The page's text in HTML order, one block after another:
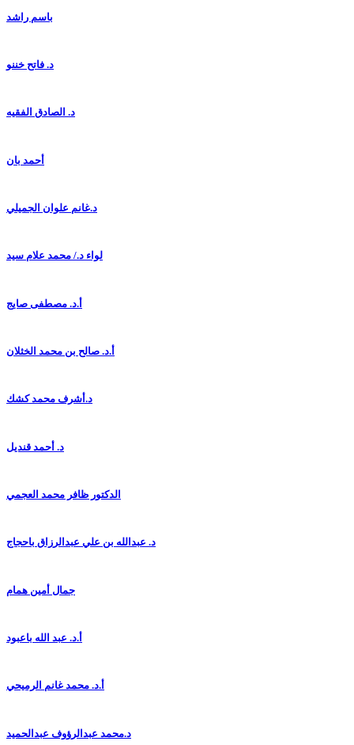
باسم راشد
د. فاتح خننو
د. الصادق الفقيه
أحمد بان
د.غانم علوان الجميلي
لواء د./ محمد علام سيد
أ.د. مصطفى صايج
أ.د. صالح بن محمد الخثلان
د.أشرف محمد كشك
د. أحمد قنديل
الدكتور ظافر محمد العجمي
د. عبدالله بن علي عبدالرزاق باحجاج
جمال أمين همام
أ.د. عبد الله باعبود
أ.د. محمد غانم الرميحي
د.محمد عبدالرؤوف عبدالحميد